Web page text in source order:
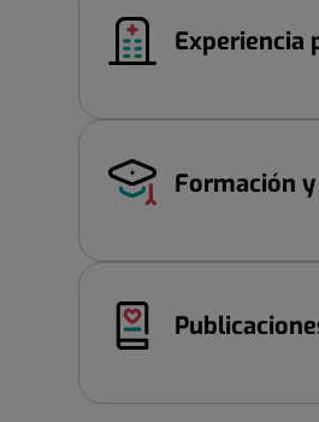
Experiencia
Formación